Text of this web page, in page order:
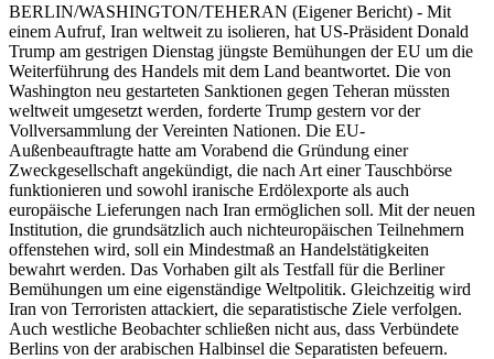
BERLIN/WASHINGTON/TEHERAN (Eigener Bericht) - Mit
einem Aufruf, Iran weltweit zu isolieren, hat US-Präsident Donald
Trump am gestrigen Dienstag jüngste Bemühungen der EU um die
Weiterführung des Handels mit dem Land beantwortet. Die von
Washington neu gestarteten Sanktionen gegen Teheran müssten
weltweit umgesetzt werden, forderte Trump gestern vor der
Vollversammlung der Vereinten Nationen. Die EU-
Außenbeauftragte hatte am Vorabend die Gründung einer
Zweckgesellschaft angekündigt, die nach Art einer Tauschbörse
funktionieren und sowohl iranische Erdölexporte als auch
europäische Lieferungen nach Iran ermöglichen soll. Mit der neuen
Institution, die grundsätzlich auch nichteuropäischen Teilnehmern
offenstehen wird, soll ein Mindestmaß an Handelstätigkeiten
bewahrt werden. Das Vorhaben gilt als Testfall für die Berliner
Bemühungen um eine eigenständige Weltpolitik. Gleichzeitig wird
Iran von Terroristen attackiert, die separatistische Ziele verfolgen.
Auch westliche Beobachter schließen nicht aus, dass Verbündete
Berlins von der arabischen Halbinsel die Separatisten befeuern.